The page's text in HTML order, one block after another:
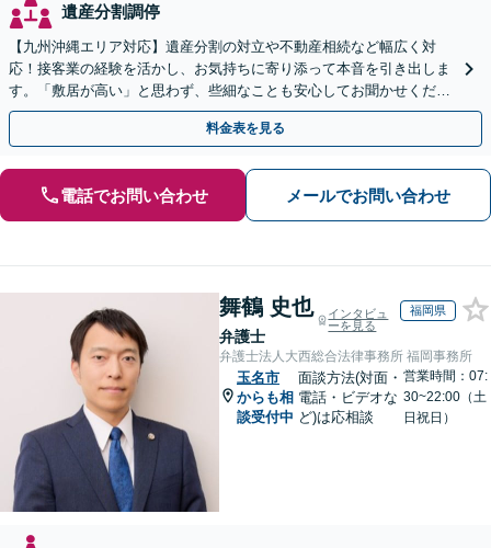
遺産分割調停
【九州沖縄エリア対応】遺産分割の対立や不動産相続など幅広く対
応！接客業の経験を活かし、お気持ちに寄り添って本音を引き出しま
す。「敷居が高い」と思わず、些細なことも安心してお聞かせくださ
い【初回相談無料】【夜間・休日相談可】
料金表を見る
電話でお問い合わせ メールでお問い合わせ
舞鶴 史也
弁護士
インタビュ
ーを見る
福岡県
弁護士法人大西総合法律事務所 福岡事務所
玉名市
からも相
談受付中
面談方法(対面・
電話・ビデオな
ど)は応相談
営業時間：07:
30~22:00（土
日祝日）